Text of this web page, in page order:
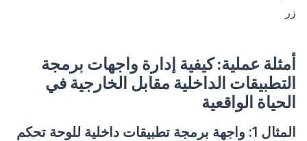
زر
أمثلة عملية: كيفية إدارة واجهات برمجة
التطبيقات الداخلية مقابل الخارجية في
الحياة الواقعية
المثال 1: واجهة برمجة تطبيقات داخلية للوحة تحكم